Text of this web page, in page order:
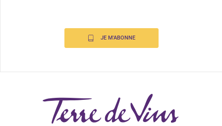
JE M'ABONNE